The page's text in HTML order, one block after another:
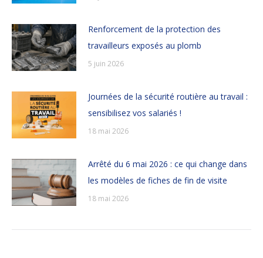
Renforcement de la protection des
travailleurs exposés au plomb
5 juin 2026
Journées de la sécurité routière au travail :
sensibilisez vos salariés !
18 mai 2026
Arrêté du 6 mai 2026 : ce qui change dans
les modèles de fiches de fin de visite
18 mai 2026